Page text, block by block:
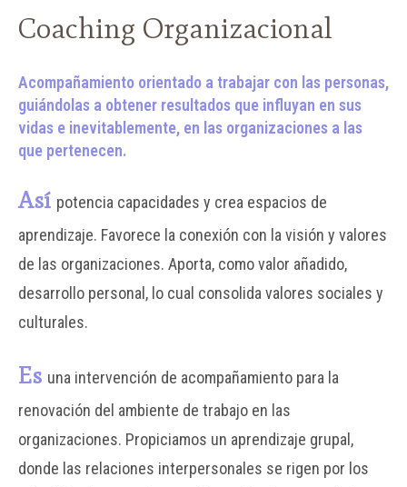
Coaching Organizacional
Acompañamiento orientado a trabajar con las personas,
guiándolas a obtener resultados que influyan en sus
vidas e inevitablemente, en las organizaciones a las
que pertenecen.
Así potencia capacidades y crea espacios de
aprendizaje. Favorece la conexión con la visión y valores
de las organizaciones. Aporta, como valor añadido,
desarrollo personal, lo cual consolida valores sociales y
culturales.
Es una intervención de acompañamiento para la
renovación del ambiente de trabajo en las
organizaciones. Propiciamos un aprendizaje grupal,
donde las relaciones interpersonales se rigen por los